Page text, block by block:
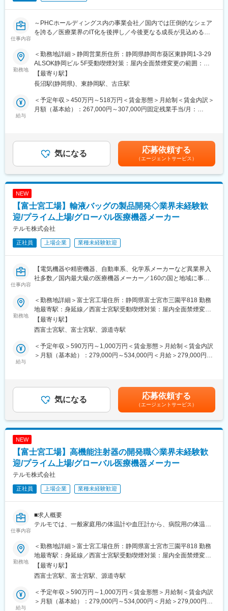
約15名在籍（平均年齢は29歳）。製品毎にカテゴリーが5つ程あ
り、2~3人のチームを分けをして業務を行っています。
等の業務からお任せする予定です。
■魅力
・医療用カテーテルチューブは、高齢化する日本において、需要
が拡大することが見込まれており、安定した売上が予想されま
す。（コロナ禍でも業績を維持）医療用カテーテルチューブは体
力的に外科手術が受けられない高齢者の方にもご利用いただける
品のカスタマイズのご依頼を多くいただきます。お客様からは
「当社を選んでよかった」とのお声も多くいただいております。
仕事内容
～PHCホールディングス内の事業会社／国内では圧倒的なシェア
を誇る／医療業界のIT化を後押し／今後更なる成長が見込める業
■概要：
クリニック開業支援や、電子カルテ・電子薬歴導入を行う当社に
て、開業医、調剤薬局（顧客の属性：医者・薬剤師）に向けた、
医療システムや周辺機器等の営業をお任せします。
■業務詳細：
・営業スタイル（新規3割：新規開業支援・他社入替 / 既存7
み営業などはありません。顧客の課題のヒアリング、ご提案から
導入までを担当し、アフターフォローは別職種の担当が行いま
す。
・顧客：開業医、調剤薬局（顧客の属性：医者・薬剤師）※40～
50社を担当
・価格帯：平均200～300万円
■仕事の流れ：
ったあと）
医療機器やMRと異なり、ドクターが知らない電子カルテ、レセプ
ターの販売をしており、ドクターに情報を提供することが多いで
す。医療業界に特化したソリューションを提供する営業のため、
感謝されることが多く、覚えることはたくさんありますが、やり
がいも大きい仕事です。
■教育・研修体制：
・新入社員研修、階層別研修、職種別研修など豊富なプログラム
を揃え、社員それぞれのキャリア・スキルに合わせた成長・スキ
ルアップを、会社として全面的にバックアップしています。
変更の範囲：会社の定める業務
勤務地
＜勤務地詳細＞静岡営業所住所：静岡県静岡市葵区東静岡1-3-29
ALSOK静岡ビル 5F受動喫煙対策：屋内全面禁煙変更の範囲：会
社の定める事業所（リモートワーク含む）
【最寄り駅】
長沼駅(静岡県)、東静岡駅、古庄駅
給与
＜予定年収＞450万円～518万円＜賃金形態＞月給制＜賃金内訳＞
月額（基本給）：267,000円～307,000円固定残業手当/月：
与：年1回（7月）・昇給：ミッショングレード制度による変更あ
り賃金はあくまでも目安の金額であり、選考を通じて上下する可
能性があります。月給(月額)は固定手当を含めた表記です。
気になる 応募依頼する
（エージェントサービス）
NEW
【富士宮工場】輸液バッグの製品開発◇業界未経験歓
迎/プライム上場/グローバル医療機器メーカー
テルモ株式会社
正社員 上場企業 業種未経験歓迎
仕事内容
【電気機器や精密機器、自動車系、化学系メーカーなど異業界入
社多数／国内最大級の医療機器メーカー／160の国と地域に事業
を担うテルモで最も歴史ある工場】
■求人概要
テルモでは、一般家庭用の体温計や血圧計から、病院用の体温
計、血圧計、輸液ポンプなど、医療用電気機器（ME機器）に関す
る幅広い製品ラインナップを持っています。本ポジションで配属
予定の輸液開発課では、バッグ製剤の開発、製品ライフサイクル
の維持管理、規格・規制対応など医療を支える輸液剤の開発業務
の品質改善、さらには新製品の開発を進めていくため、生産技術
系の経験があるエンジニアを募集いたします。
・既存製品の改良・進化（品質改善、工程改善、コスト低減、部
材変更、生産終了への対応、設計、評価から実行までのプロジェ
クト推進）
・製造ライン更新、量産立ち上げに伴う工程条件の最適化（工程
が狙い通りに作れることの確認（工程確認）を関係部門と連携し
のレビュー（監査）への対応
入社後はまず、既存製品の改良テーマを通じて、仕様の見直し、
設計、評価、量産への反映までを一連の業務を担当いただきま
す。
また、製造ライン更新に伴う、工程条件、評価方法などの整備を
関係部門と連携して推進いただきます。
将来的には、新商品開発テーマで仕様検討→設計→工程設計→量
産化 までの推進役を担っていただきます。
勤務地
＜勤務地詳細＞富士宮工場住所：静岡県富士宮市三園平818 勤務
地最寄駅：身延線／西富士宮駅受動喫煙対策：屋内全面禁煙変更
の範囲：会社の定める事業所（リモートワーク含む）
【最寄り駅】
西富士宮駅、富士宮駅、源道寺駅
給与
＜予定年収＞590万円～1,000万円＜賃金形態＞月給制＜賃金内訳
＞月額（基本給）：279,000円～534,000円＜月給＞279,000円～
考を通じて上下する可能性があります。月給(月額)は固定手当を含
めた表記です。
気になる 応募依頼する
（エージェントサービス）
NEW
【富士宮工場】高機能注射器の開発職◇業界未経験歓
迎/プライム上場/グローバル医療機器メーカー
テルモ株式会社
正社員 上場企業 業種未経験歓迎
仕事内容
■求人概要
テルモでは、一般家庭用の体温計や血圧計から、病院用の体温
る幅広い製品ラインナップを持っています。
本ポジションで配属予定のPLAJEX開発課では、製薬企業向け医
薬品容器「PLAJEX（プレフィラブルシリンジ＝薬剤を充填でき
る注射器の“空容器”）」の開発を行っています。
拡大する製薬企業の容器ビジネスにおける新商品の開発や既存品
種の改良、既存品種の増産に対応するため、生産技術について経
験があるエンジニアを募集いたします。
勤務地
＜勤務地詳細＞富士宮工場住所：静岡県富士宮市三園平818 勤務
地最寄駅：身延線／西富士宮駅受動喫煙対策：屋内全面禁煙変更
の範囲：会社の定める事業所（リモートワーク含む）
【最寄り駅】
西富士宮駅、富士宮駅、源道寺駅
給与
＜予定年収＞590万円～1,000万円＜賃金形態＞月給制＜賃金内訳
＞月額（基本給）：279,000円～534,000円＜月給＞279,000円～